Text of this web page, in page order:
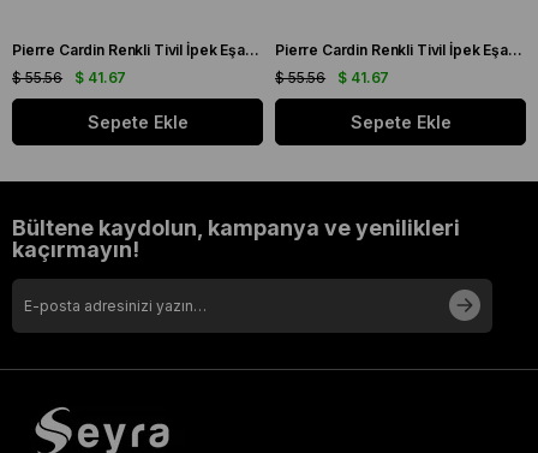
Pierre Cardin Renkli Tivil İpek Eşarp 7955438 - 921
$ 41.67
$ 55.56
Sepete Ekle
Pierre Cardin Renkli Tivil İpek Eşarp 7955438 - 941
$ 41.67
$ 55.56
Sepete Ekle
Bültene kaydolun, kampanya ve yenilikleri
kaçırmayın!